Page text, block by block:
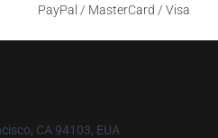
PayPal / MasterCard / Visa
CA 94103, EUA